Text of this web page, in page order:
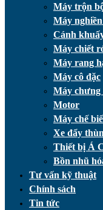
Máy trộn
Máy
Cánh
Máy chiết
Máy rang
Máy cô đặc
Máy chưng
Motor
Máy chế
Xe đẩy
Thiết bị Á
Bồn nhũ
Tư vấn kỹ thuật
Chính sách
Tin tức